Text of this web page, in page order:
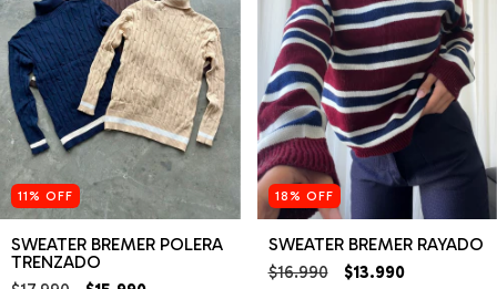
11% OFF
SWEATER BREMER POLERA
TRENZADO
18% OFF
SWEATER BREMER RAYADO
$16.990 $13.990